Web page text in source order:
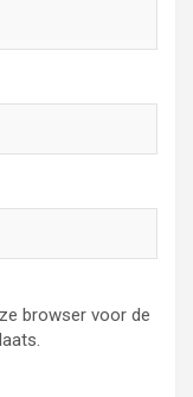
browser voor de